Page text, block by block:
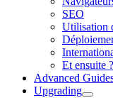
SEO
Utilisation
Et ensuite ?
Advanced
Upgrading